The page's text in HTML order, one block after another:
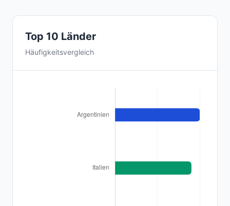
Top 10 Länder
Häufigkeitsvergleich